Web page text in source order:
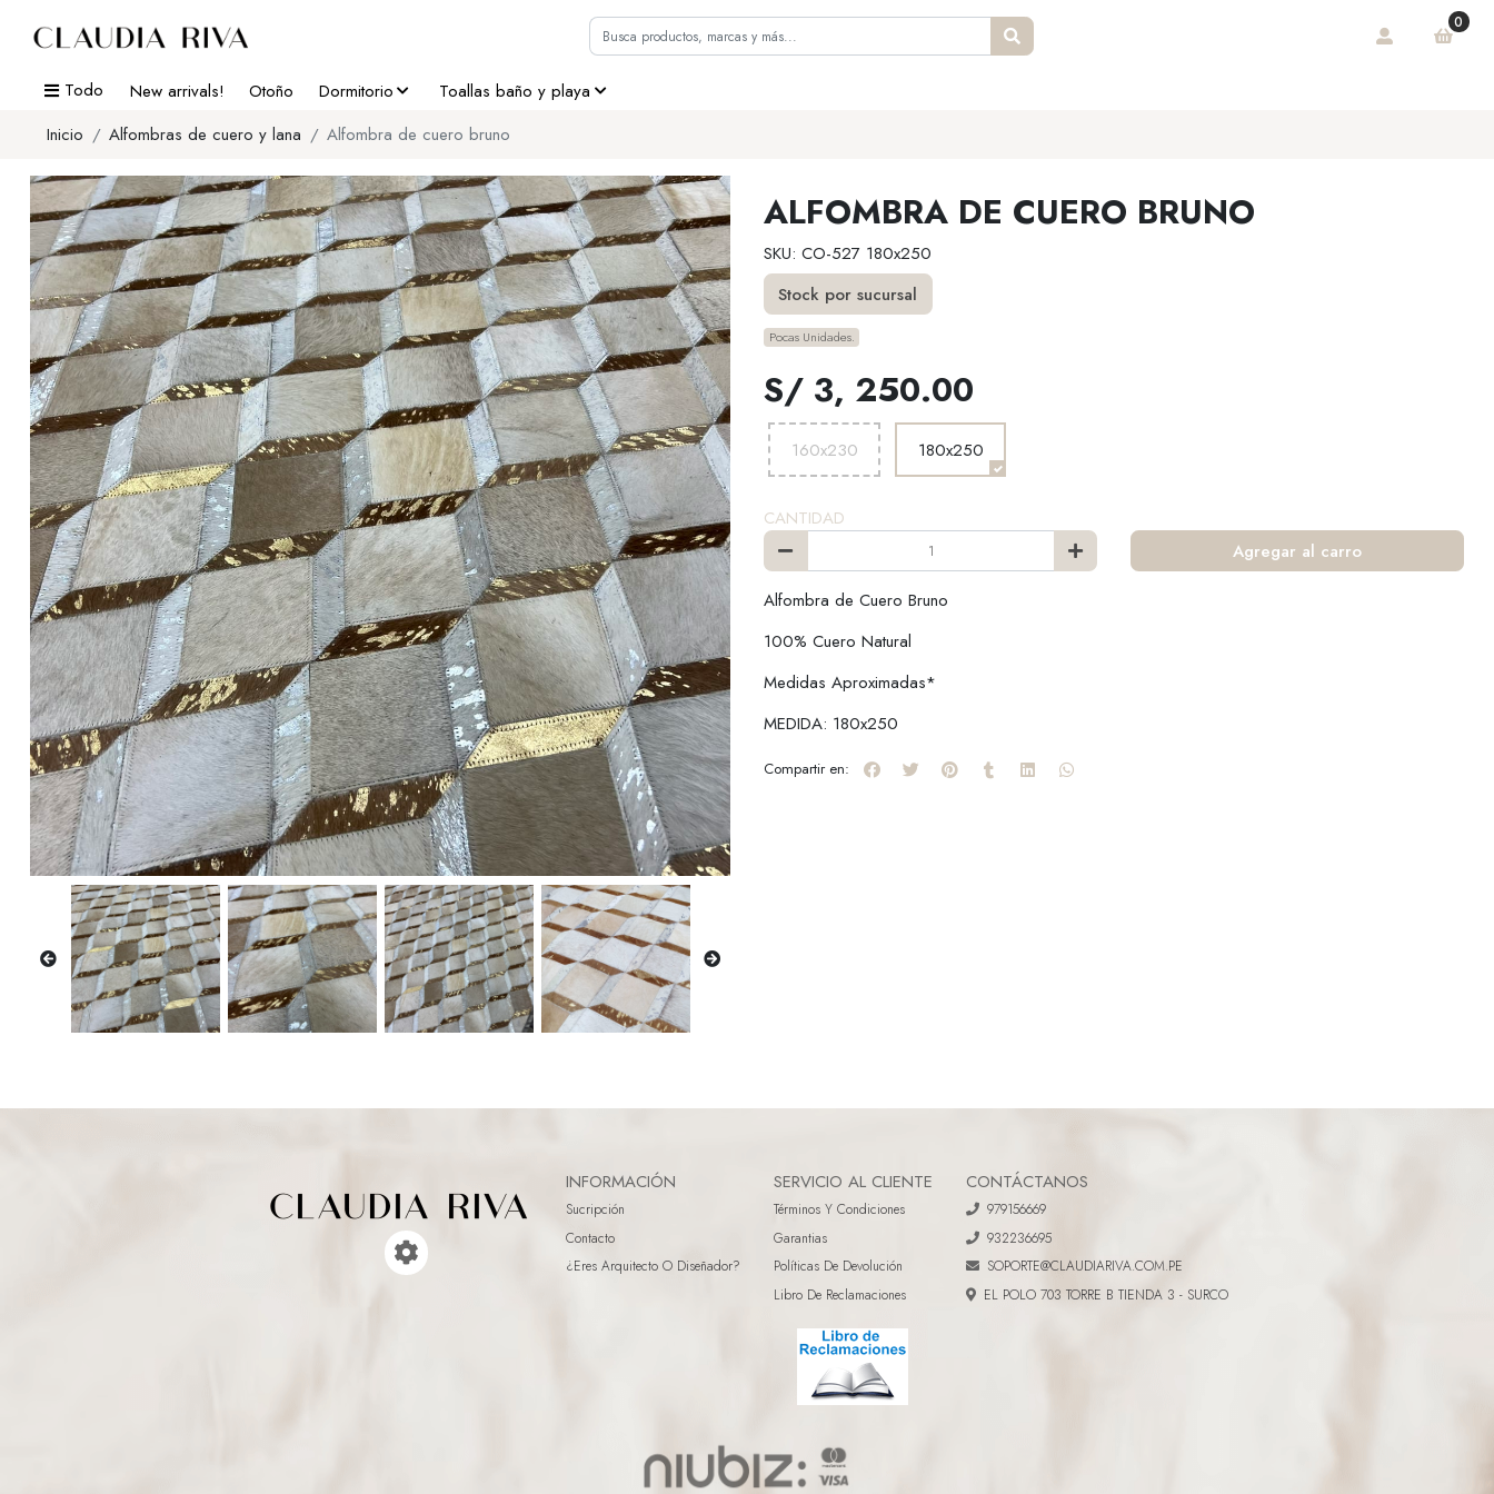
0
Todo New arrivals! Otoño Dormitorio
Toallas baño y playa
Inicio
Alfombras de cuero y lana Alfombra de cuero bruno
ALFOMBRA DE CUERO BRUNO
SKU: CO-527 180x250
Stock por sucursal
Pocas Unidades.
S/ 3, 250.00
160x230 180x250
CANTIDAD
Agregar al carro
Alfombra de Cuero Bruno
100% Cuero Natural
Medidas Aproximadas*
MEDIDA: 180x250
Compartir en:
INFORMACIÓN
Sucripción
Contacto
¿eres Arquitecto O Diseñador?
SERVICIO AL CLIENTE
Términos Y Condiciones
Garantias
Políticas De Devolución
Libro De Reclamaciones
CONTÁCTANOS
979156669
932236695
SOPORTE@CLAUDIARIVA.COM.PE
EL POLO 703 TORRE B TIENDA 3 - SURCO